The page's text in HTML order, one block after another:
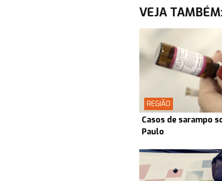
VEJA
REGIÃO
Casos de sarampo
Paulo